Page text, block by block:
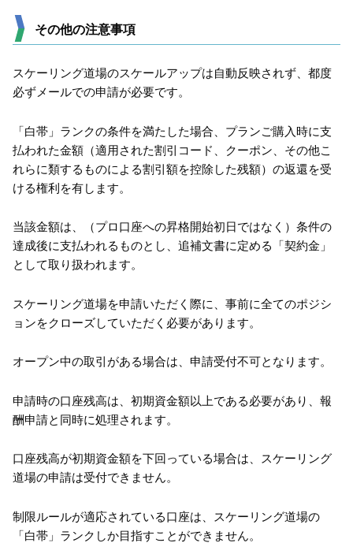
その他の注意事項
スケーリング道場のスケールアップは自動反映されず、都度
必ずメールでの申請が必要です。
「白帯」ランクの条件を満たした場合、プランご購入時に支
払われた金額（適用された割引コード、クーポン、その他こ
れらに類するものによる割引額を控除した残額）の返還を受
ける権利を有します。
当該金額は、（プロ口座への昇格開始初日ではなく）条件の
達成後に支払われるものとし、追補文書に定める「契約金」
として取り扱われます。
スケーリング道場を申請いただく際に、事前に全てのポジシ
ョンをクローズしていただく必要があります。
オープン中の取引がある場合は、申請受付不可となります。
申請時の口座残高は、初期資金額以上である必要があり、報
酬申請と同時に処理されます。
口座残高が初期資金額を下回っている場合は、スケーリング
道場の申請は受付できません。
制限ルールが適応されている口座は、スケーリング道場の
「白帯」ランクしか目指すことができません。